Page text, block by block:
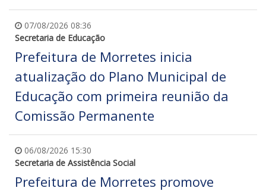
07/08/2026 08:36
Secretaria de Educação
Prefeitura de Morretes inicia
atualização do Plano Municipal de
Educação com primeira reunião da
Comissão Permanente
06/08/2026 15:30
Secretaria de Assistência Social
Prefeitura de Morretes promove